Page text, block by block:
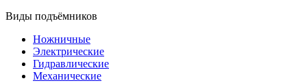
Виды подъёмников
Ножничные
Электрические
Гидравлические
Механические